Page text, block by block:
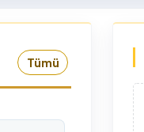
Üniversitesi Yenisey
ev sahipliğinde
Tümü